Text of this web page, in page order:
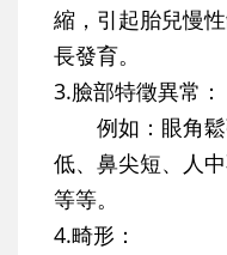
縮，引起胎兒慢
長發育。
3.臉部特徵異常：
例如：眼角鬆
低、鼻尖短、人
等等。
4.畸形：